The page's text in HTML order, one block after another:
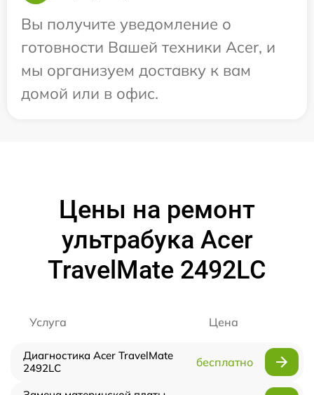
Вы получите уведомление о
готовности Вашей техники Acer, и
мы организуем доставку к вам
домой или в офис.
Цены на ремонт
ультрабука Acer
TravelMate 2492LС
Услуга Цена
Диагностика Acer TravelMate
2492LС
бесплатно